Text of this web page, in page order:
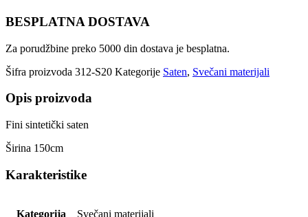
BESPLATNA DOSTAVA
Za porudžbine preko 5000 din dostava je besplatna.
Šifra proizvoda 312-S20 Kategorije Saten, Svečani materijali
Opis proizvoda
Fini sintetički saten
Širina 150cm
Karakteristike
Kategorija Svečani materijali